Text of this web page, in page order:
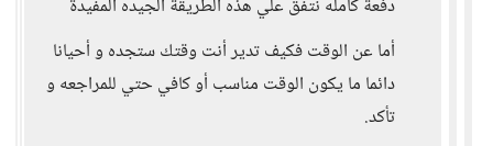
دفعة كامله نتفق علي هذه الطريقة الجيده المفيدة
أما عن الوقت فكيف تدير أنت وقتك ستجده و أحيانا
دائما ما يكون الوقت مناسب أو كافي حتي للمراجعه و
تأكد.